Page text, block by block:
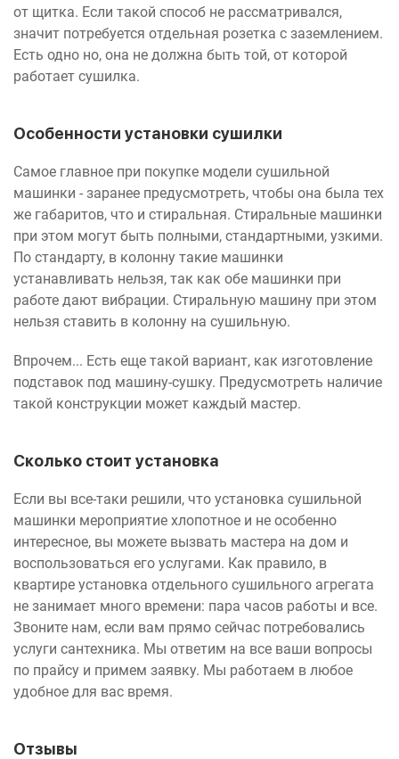
от щитка. Если такой способ не рассматривался,
значит потребуется отдельная розетка с заземлением.
Есть одно но, она не должна быть той, от которой
работает сушилка.
Особенности установки сушилки
Самое главное при покупке модели сушильной
машинки - заранее предусмотреть, чтобы она была тех
же габаритов, что и стиральная. Стиральные машинки
при этом могут быть полными, стандартными, узкими.
По стандарту, в колонну такие машинки
устанавливать нельзя, так как обе машинки при
работе дают вибрации. Стиральную машину при этом
нельзя ставить в колонну на сушильную.
Впрочем... Есть еще такой вариант, как изготовление
подставок под машину-сушку. Предусмотреть наличие
такой конструкции может каждый мастер.
Сколько стоит установка
Если вы все-таки решили, что установка сушильной
машинки мероприятие хлопотное и не особенно
интересное, вы можете вызвать мастера на дом и
воспользоваться его услугами. Как правило, в
квартире установка отдельного сушильного агрегата
не занимает много времени: пара часов работы и все.
Звоните нам, если вам прямо сейчас потребовались
услуги сантехника. Мы ответим на все ваши вопросы
по прайсу и примем заявку. Мы работаем в любое
удобное для вас время.
Отзывы